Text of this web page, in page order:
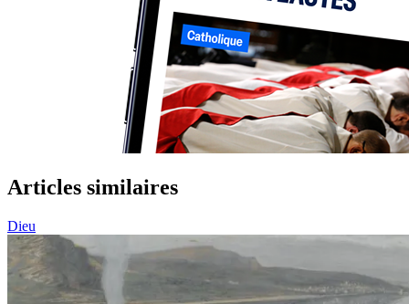
Articles similaires
Dieu